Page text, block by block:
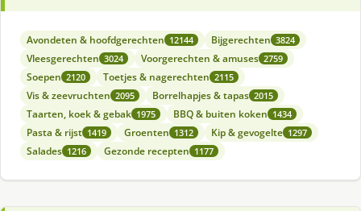
Avondeten & hoofdgerechten 12144 Bijgerechten 3824
Vleesgerechten 3024 Voorgerechten & amuses 2759
Soepen 2120 Toetjes & nagerechten 2115
Vis & zeevruchten 2095 Borrelhapjes & tapas 2015
Taarten, koek & gebak 1975 BBQ & buiten koken 1434
Pasta & rijst 1419 Groenten 1312 Kip & gevogelte 1297
Salades 1216 Gezonde recepten 1177